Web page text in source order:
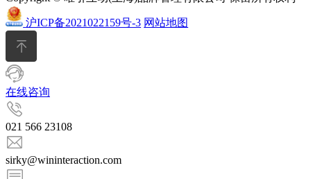
沪ICP备2021022159号-3 网站地图
在线咨询
021 566 23108
sirky@wininteraction.com